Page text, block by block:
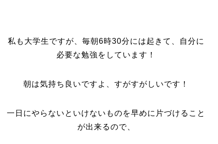
私も大学生ですが、毎朝6時30分には起きて、自分に
必要な勉強をしています！
朝は気持ち良いですよ、すがすがしいです！
一日にやらないといけないものを早めに片づけること
が出来るので、